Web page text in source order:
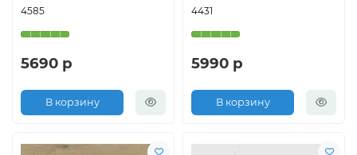
4585
5690 р
В корзину
4431
5990 р
В корзину